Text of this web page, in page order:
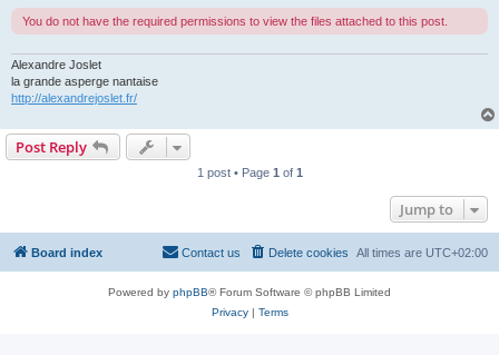
You do not have the required permissions to view the files attached to this post.
Alexandre Joslet
la grande asperge nantaise
http://alexandrejoslet.fr/
Post Reply
1 post • Page 1 of 1
Jump to
Board index All times are UTC+02:00
Delete cookies
Contact us
Powered by phpBB® Forum Software © phpBB Limited
Privacy| Terms